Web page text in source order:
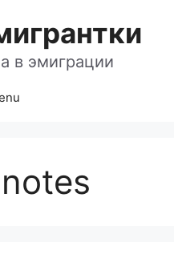
в эмиграции